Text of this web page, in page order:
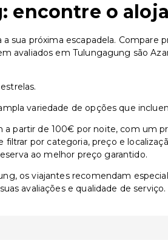
encontre o
sua próxima escapadela.
avaliados em Tulungagung são
variedade de opções que
partir de 100€ por noite, com um
por categoria, preço e
ao melhor preço garantido.
os viajantes recomendam
avaliações e qualidade de serviço.